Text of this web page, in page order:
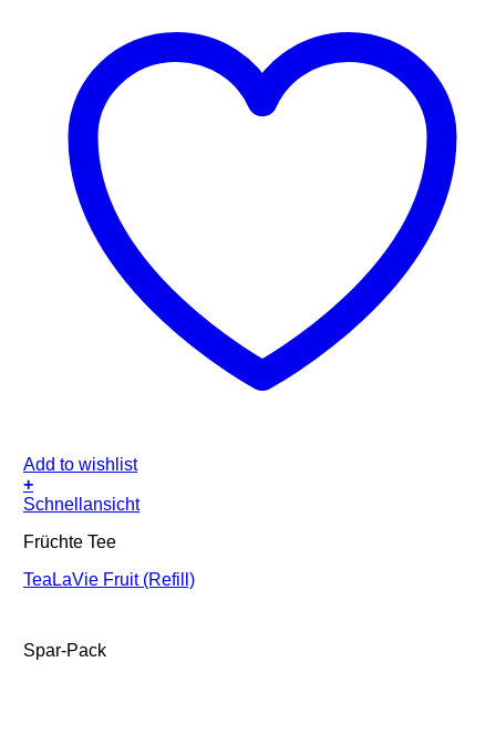
Add to wishlist
+
Schnellansicht
Früchte Tee
TeaLaVie Fruit (Refill)
Spar-Pack